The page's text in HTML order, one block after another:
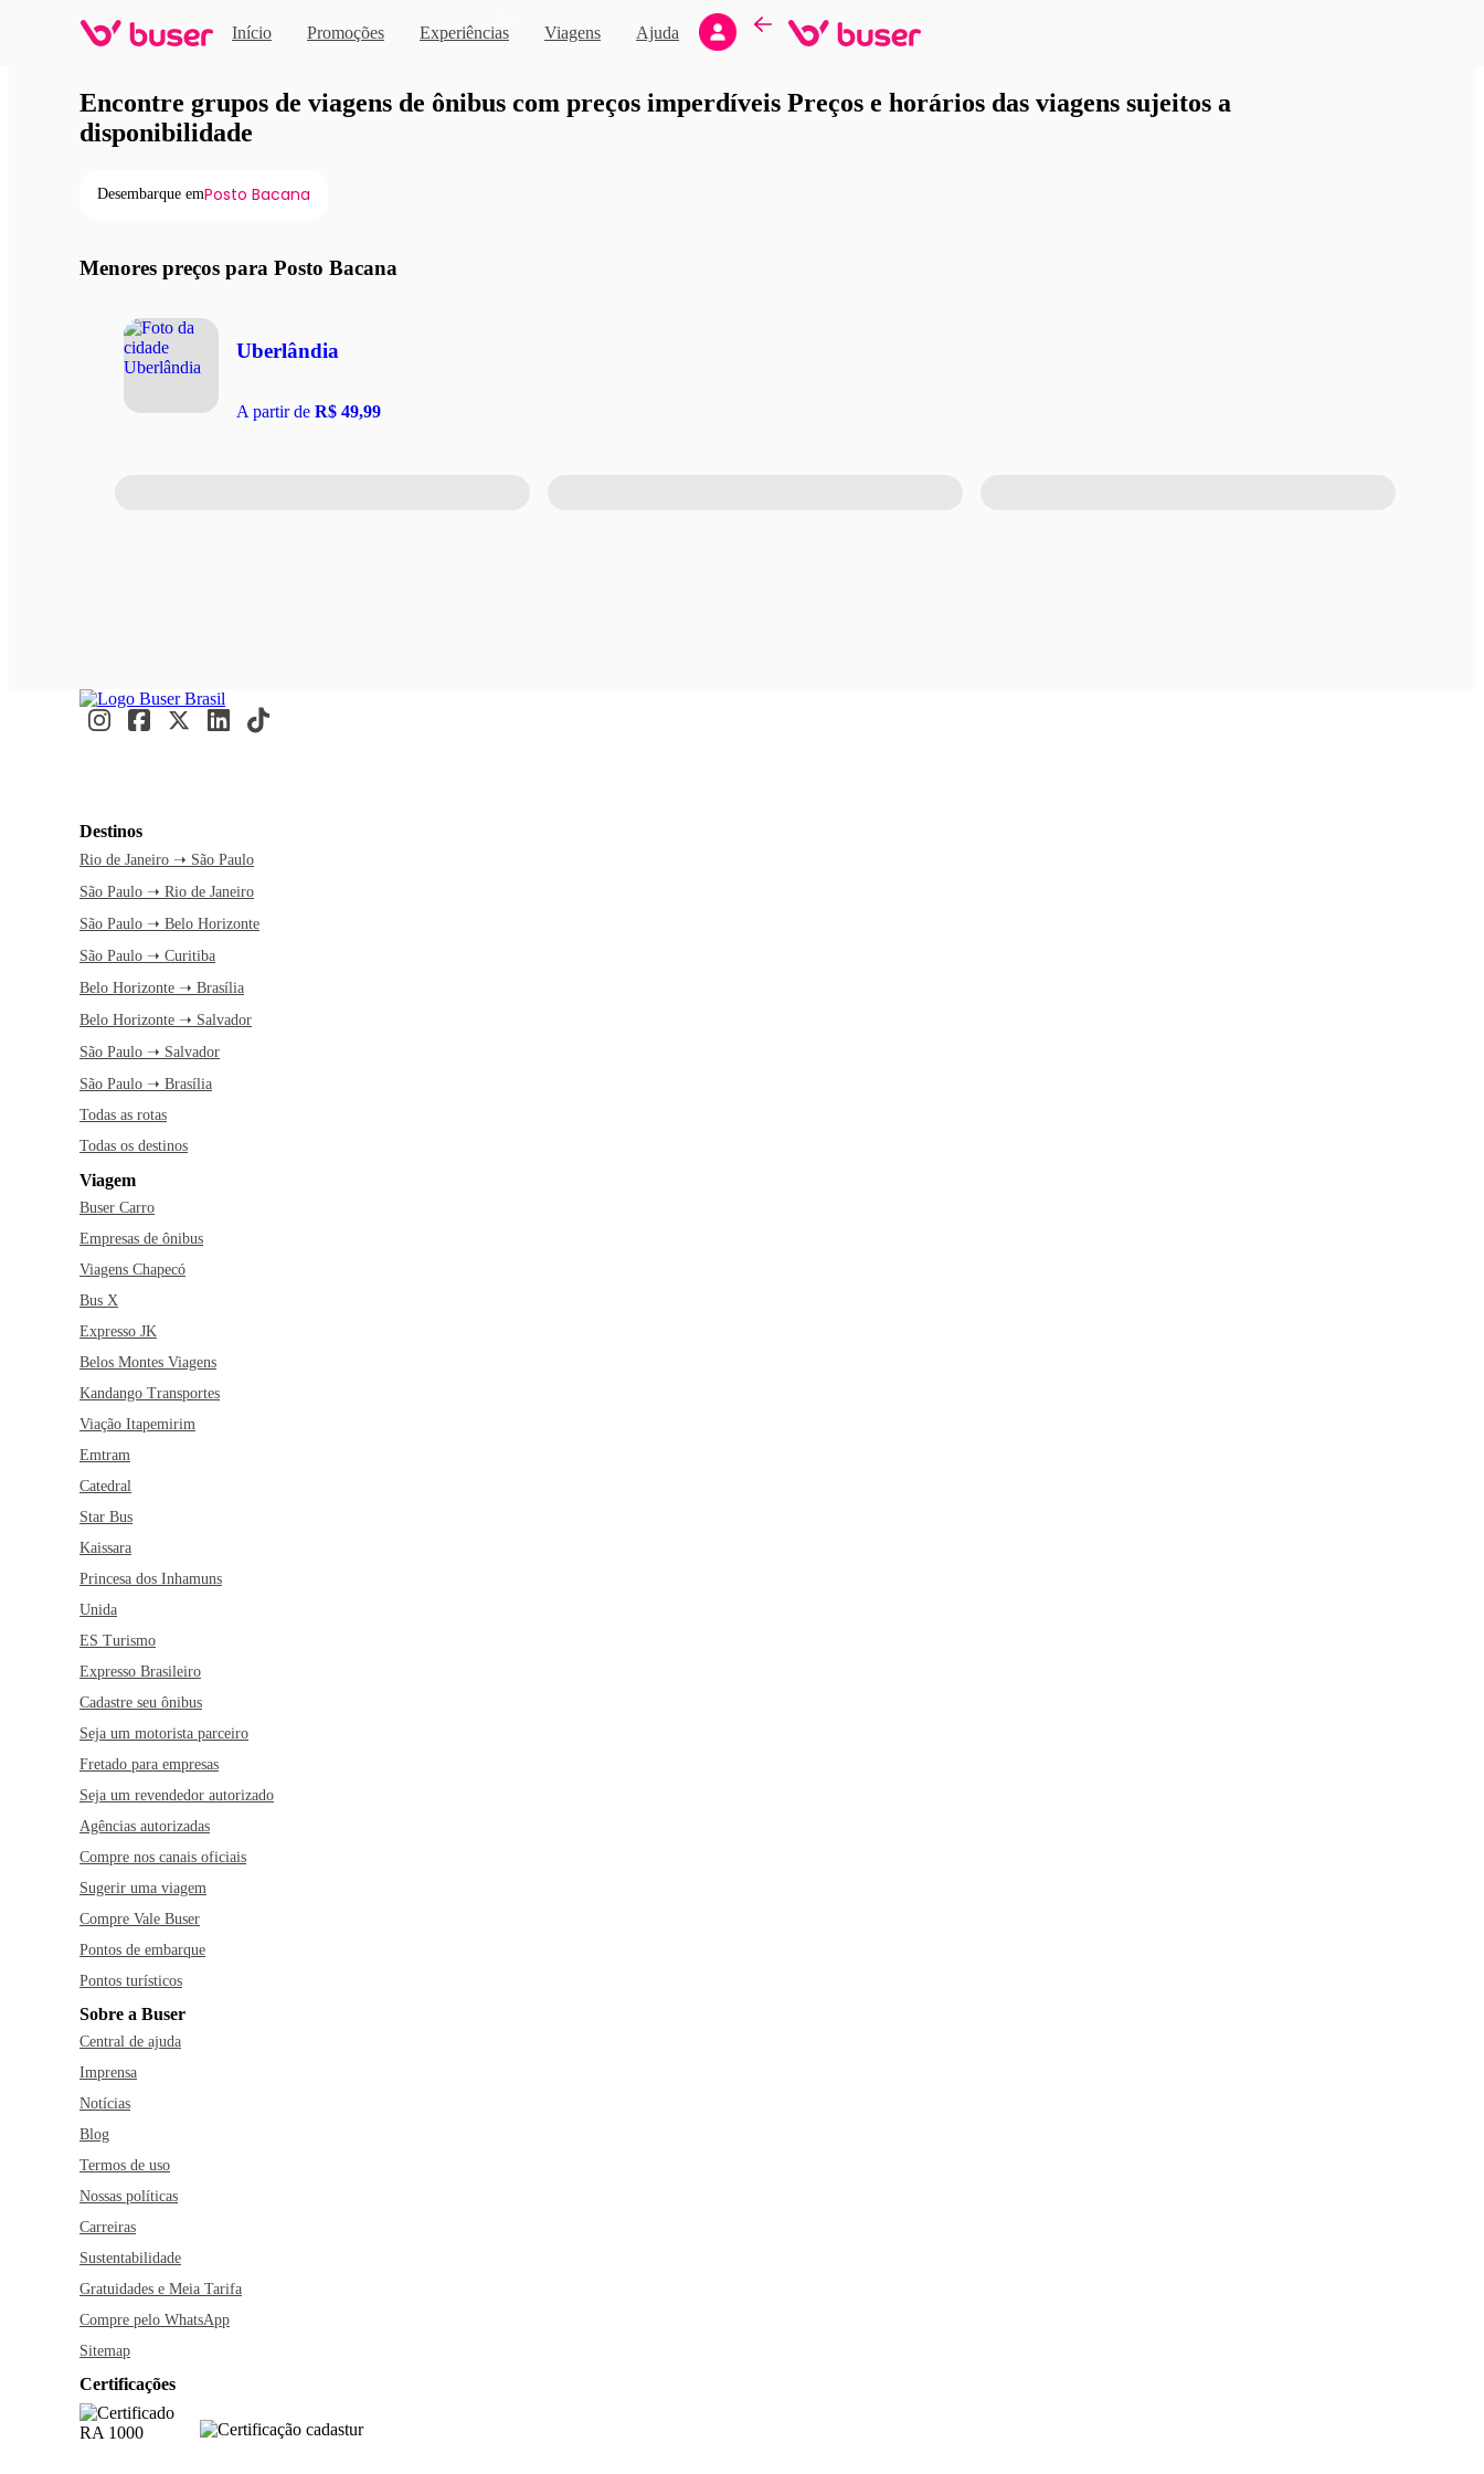
Início Promoções Experiências Viagens Ajuda
Viagens de ônibus em promoção
Encontre grupos de viagens de ônibus com preços imperdíveis Preços e horários das viagens sujeitos a
disponibilidade
Desembarque emPosto Bacana
Menores preços para Posto Bacana
Uberlândia
A partir de R$ 49,99
Destinos
Rio de Janeiro ➝ São Paulo
São Paulo ➝ Rio de Janeiro
São Paulo ➝ Belo Horizonte
São Paulo ➝ Curitiba
Belo Horizonte ➝ Brasília
Belo Horizonte ➝ Salvador
São Paulo ➝ Salvador
São Paulo ➝ Brasília
Todas as rotas
Todas os destinos
Viagem
Buser Carro
Empresas de ônibus
Viagens Chapecó
Bus X
Expresso JK
Belos Montes Viagens
Kandango Transportes
Viação Itapemirim
Emtram
Catedral
Star Bus
Kaissara
Princesa dos Inhamuns
Unida
ES Turismo
Expresso Brasileiro
Cadastre seu ônibus
Seja um motorista parceiro
Fretado para empresas
Seja um revendedor autorizado
Agências autorizadas
Compre nos canais oficiais
Sugerir uma viagem
Compre Vale Buser
Pontos de embarque
Pontos turísticos
Sobre a Buser
Central de ajuda
Imprensa
Notícias
Blog
Termos de uso
Nossas políticas
Carreiras
Sustentabilidade
Gratuidades e Meia Tarifa
Compre pelo WhatsApp
Sitemap
Certificações